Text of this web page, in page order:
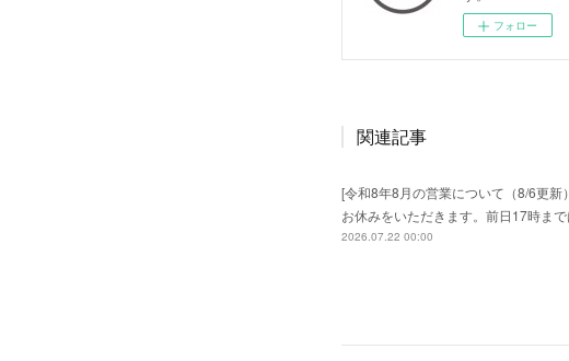
フォロー
関連記事
[令和8年8月の営業について（8/6更
お休みをいただきます。前日17時ま
2026.07.22 00:00